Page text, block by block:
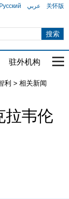
Русский عربي 关怀版
驻外机构 国
利 > 相关新闻
拉韦伦